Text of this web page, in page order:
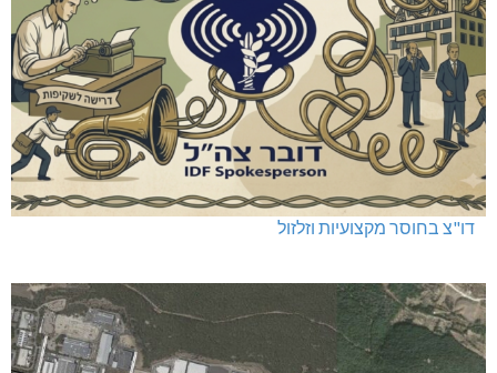
דו"צ בחוסר מקצועיות וזלזול